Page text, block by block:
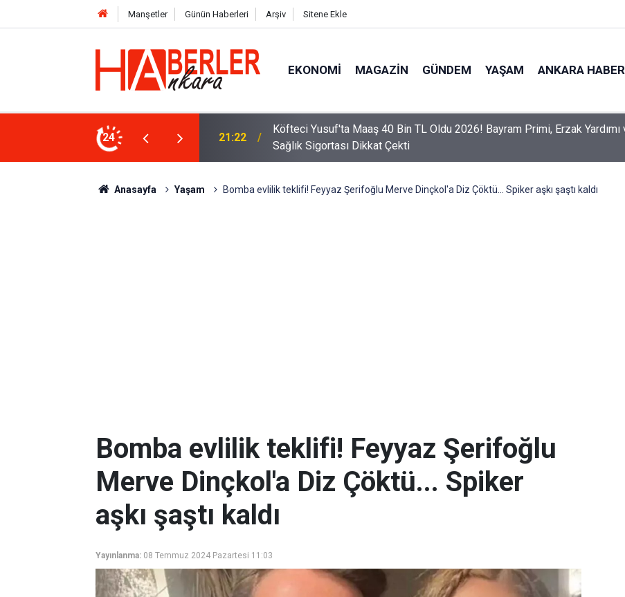
Manşetler Günün Haberleri Arşiv Sitene Ekle
EKONOMI MAGAZIN GÜNDEM YAŞAM ANKARA HABER
24
2026! Bayram Primi, Erzak Yardımı ve
12:33 Sürücüler Dikkat! Yeni Dönemde 3 İhlal Ehliyet İptaline Neden Olacak
Anasayfa Yaşam Bomba evlilik teklifi! Feyyaz Şerifoğlu Merve Dinçkol'a Diz Çöktü... Spiker aşkı şaştı kaldı
Bomba evlilik teklifi! Feyyaz Şerifoğlu
Merve Dinçkol'a Diz Çöktü... Spiker
aşkı şaştı kaldı
Yayınlanma: 08 Temmuz 2024 Pazartesi 11:03